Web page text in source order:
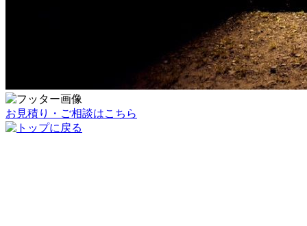
お見積り・ご相談はこちら